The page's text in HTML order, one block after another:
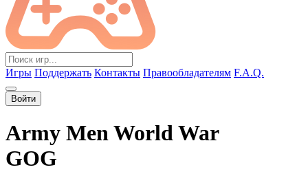
Игры Поддержать Контакты Правообладателям F.A.Q.
Войти
Army Men World War
GOG